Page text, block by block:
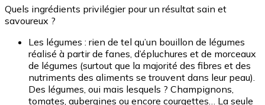
Quels ingrédients privilégier pour un résultat sain et
savoureux ?
Les légumes : rien de tel qu’un bouillon de légumes
réalisé à partir de fanes, d’épluchures et de morceaux
de légumes (surtout que la majorité des fibres et des
nutriments des aliments se trouvent dans leur peau).
Des légumes, oui mais lesquels ? Champignons,
tomates, aubergines ou encore courgettes… La seule